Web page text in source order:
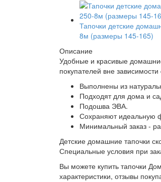
Описание
Удобные и красивые
покупателей вне зависимости
Выполнены из
Подходят для дома и
Подошва ЭВА.
Сохраняют идеальную
Минимальный заказ -
Детские домашние тапочки
Специальные условия при
Вы можете купить тапочки
характеристики, отзывы